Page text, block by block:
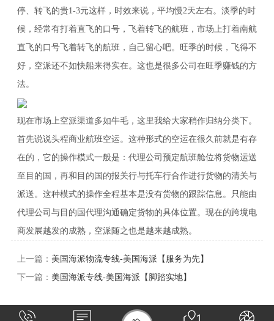
停、转飞的贵1-3元这样，时效来说，平均慢2天左右。淡季的时
候，经常有打着直飞的口号，飞着转飞的航班，市场上打着南航
直飞的口号飞着转飞的航班，自己留心吧。旺季的时候，飞得不
好，空派还不如快船来得实在。这也是很多公司在旺季赚钱的方
法。
现在市场上空派渠道多如牛毛，这里我给大家稍作归纳分类下。
首先说说头程商业航班空运。这种形式的空运在很久前就是有存
在的，它的操作模式一般是：代理公司预定航班舱位将货物运送
至目的国，再和目的国的报关行与托车行合作进行货物的清关与
派送。这种模式的操作全程基本是没有货物的跟踪信息。只能由
代理公司与目的国代理沟通确定货物的具体位置。现在的跨境电
商发展越发的成熟，空派随之也是越来越成熟。
上一篇： 美国海派物流专线-美国海派【服务为先】
下一篇： 美国海派专线-美国海派【脚踏实地】